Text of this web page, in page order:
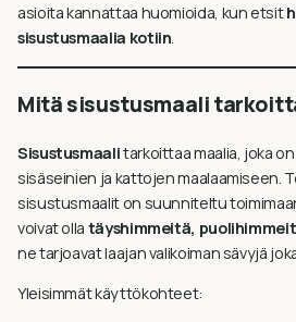
asioita kannattaa huomioida, kun etsit
sisustusmaalia kotiin.
Mitä sisustusmaali
Sisustusmaalitarkoittaa maalia, joka
sisäseinien ja kattojen maalaamiseen.
sisustusmaalit on suunniteltu
voivat olla täyshimmeitä,
ne tarjoavat laajan valikoiman sävyjä
Yleisimmät käyttökohteet: